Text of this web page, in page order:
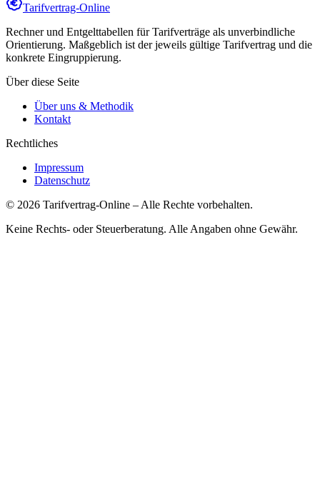
Tarifvertrag-Online
Rechner und Entgelttabellen für Tarifverträge als unverbindliche
Orientierung. Maßgeblich ist der jeweils gültige Tarifvertrag und die
konkrete Eingruppierung.
Über diese Seite
Über uns & Methodik
Kontakt
Rechtliches
Impressum
Datenschutz
© 2026 Tarifvertrag-Online – Alle Rechte vorbehalten.
Keine Rechts- oder Steuerberatung. Alle Angaben ohne Gewähr.